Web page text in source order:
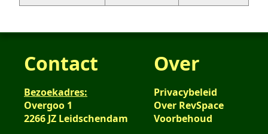
Contact
Bezoekadres:
Overgoo 1
2266 JZ Leidschendam
Over
Privacybeleid
Over RevSpace
Voorbehoud